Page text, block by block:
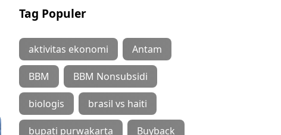
Tag Populer
aktivitas ekonomi Antam
BBM BBM Nonsubsidi
biologis brasil vs haiti
bupati purwakarta Buyback